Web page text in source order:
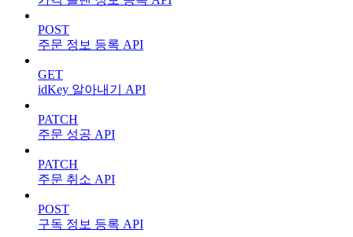
POST
주문 정보 등록 API
GET
idKey 알아내기 API
PATCH
주문 성공 API
PATCH
주문 취소 API
POST
구독 정보 등록 API